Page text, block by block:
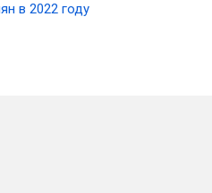
в 2022 году